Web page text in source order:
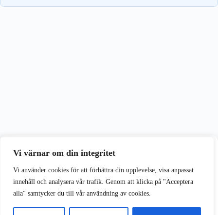
Vi värnar om din integritet
Vi använder cookies för att förbättra din upplevelse, visa anpassat
innehåll och analysera vår trafik. Genom att klicka på "Acceptera
alla" samtycker du till vår användning av cookies.
Vi använder cookies för att förbättra din upplevelse på vår webbplats.
Acceptera alla